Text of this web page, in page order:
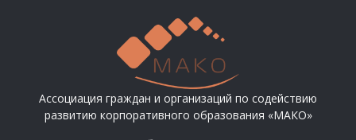
Ассоциация граждан и организаций по содействию
развитию корпоративного образования «МАКО»